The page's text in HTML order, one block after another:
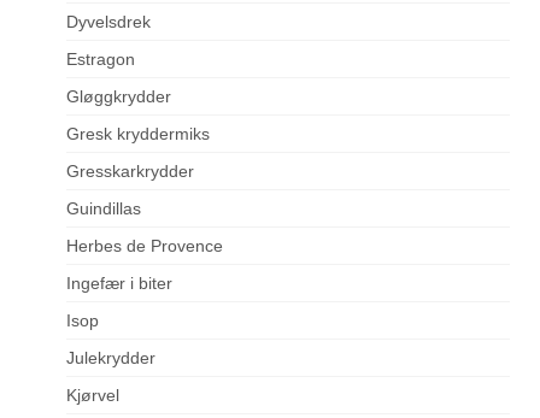
Dyvelsdrek
Estragon
Gløggkrydder
Gresk kryddermiks
Gresskarkrydder
Guindillas
Herbes de Provence
Ingefær i biter
Isop
Julekrydder
Kjørvel